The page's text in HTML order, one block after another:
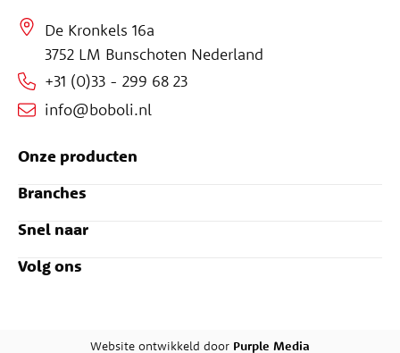
De Kronkels 16a
3752 LM Bunschoten Nederland
+31 (0)33 - 299 68 23
info@boboli.nl
Onze producten
Branches
Snel naar
Volg ons
Website ontwikkeld door Purple Media